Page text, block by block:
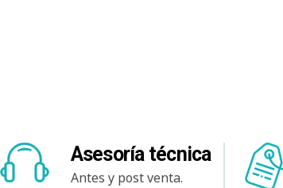
Asesoría técnica
Antes y post venta.